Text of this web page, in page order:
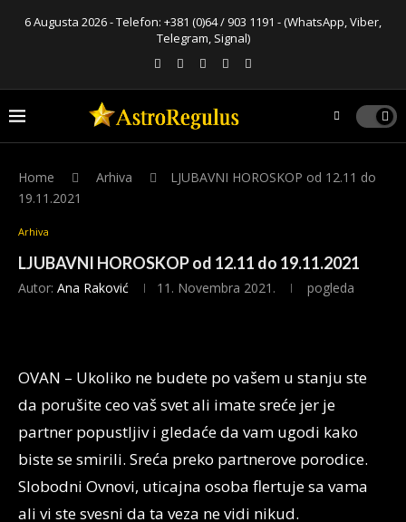
6 Augusta 2026 - Telefon: +381 (0)64 / 903 1191 - (WhatsApp, Viber,
Telegram, Signal)
Home Arhiva
LJUBAVNI HOROSKOP od 12.11 do
19.11.2021
Arhiva
LJUBAVNI HOROSKOP od 12.11 do 19.11.2021
Autor: Ana Raković 11. Novembra 2021. pogleda
OVAN – Ukoliko ne budete po vašem u stanju ste
da porušite ceo vaš svet ali imate sreće jer je
partner popustljiv i gledaće da vam ugodi kako
biste se smirili. Sreća preko partnerove porodice.
Slobodni Ovnovi, uticajna osoba flertuje sa vama
ali vi ste svesni da ta veza ne vidi nikud.